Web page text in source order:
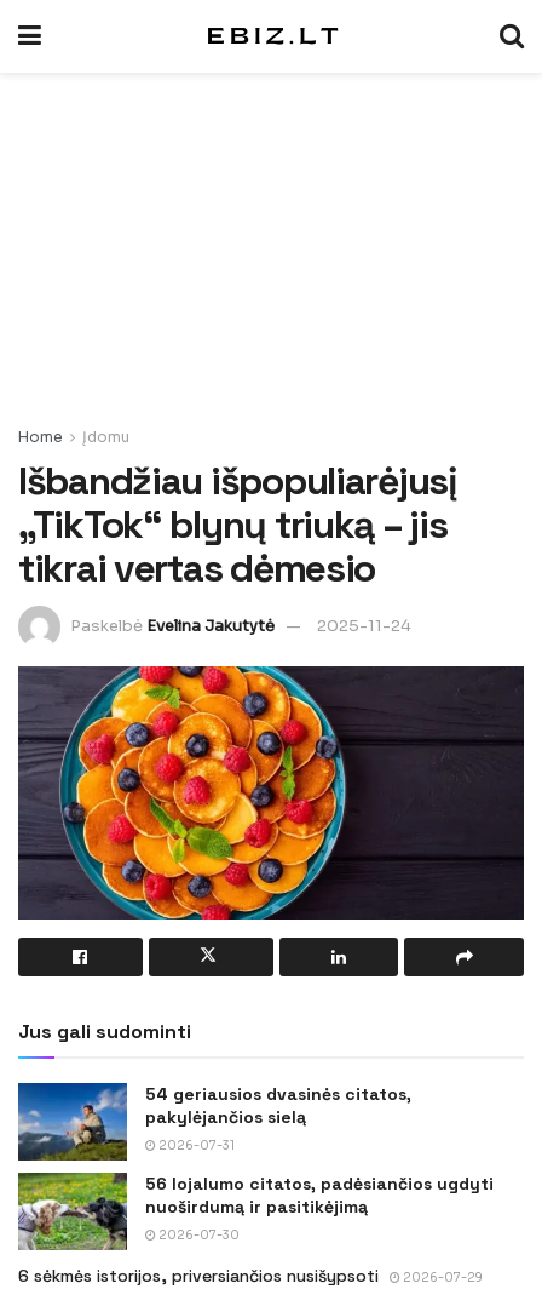
Home Įdomu
Išbandžiau išpopuliarėjusį
„TikTok“ blynų triuką – jis
tikrai vertas dėmesio
Paskelbė Evelina Jakutytė 2025-11-24
Jus gali sudominti
54 geriausios dvasinės citatos,
pakylėjančios sielą
2026-07-31
56 lojalumo citatos, padėsiančios ugdyti
nuoširdumą ir pasitikėjimą
2026-07-30
6 sėkmės istorijos, priversiančios nusišypsoti 2026-07-29